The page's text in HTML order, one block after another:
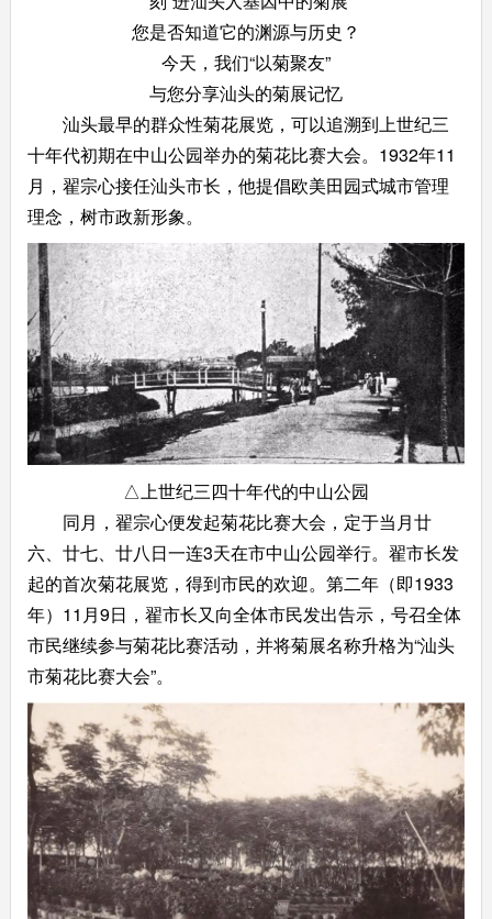
您是否知道它的渊源与历史？
今天，我们“以菊聚友”
与您分享汕头的菊展记忆
汕头最早的群众性菊花展览，可以追溯到上世纪三
十年代初期在中山公园举办的菊花比赛大会。1932年11
月，翟宗心接任汕头市长，他提倡欧美田园式城市管理
理念，树市政新形象。
△上世纪三四十年代的中山公园
同月，翟宗心便发起菊花比赛大会，定于当月廿
六、廿七、廿八日一连3天在市中山公园举行。翟市长发
起的首次菊花展览，得到市民的欢迎。第二年（即1933
年）11月9日，翟市长又向全体市民发出告示，号召全体
市民继续参与菊花比赛活动，并将菊展名称升格为“汕头
市菊花比赛大会”。